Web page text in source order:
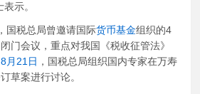
示。
国税总局曾邀请国际货币基金组织的4
门会议，重点对我国《税收征管法》
8月21日 ，国税总局组织国内专家在万寿
草案进行讨论。